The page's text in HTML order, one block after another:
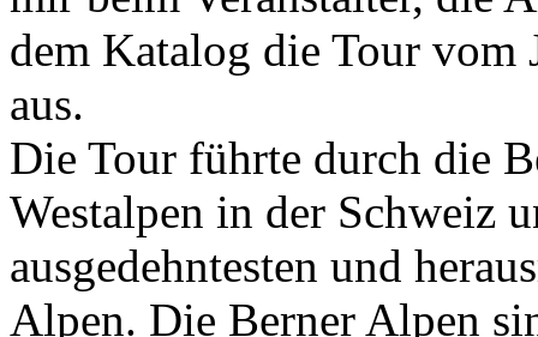
dem Katalog die Tour vom
aus.
Die Tour führte durch die
Westalpen in der Schweiz
ausgedehntesten und
Alpen. Die Berner Alpen